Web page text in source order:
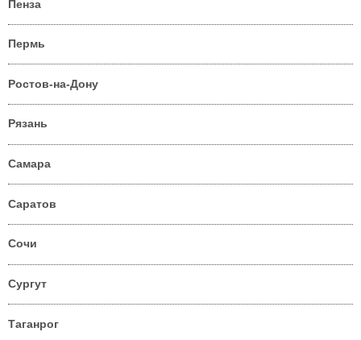
Пенза
Пермь
Ростов-на-Дону
Рязань
Самара
Саратов
Сочи
Сургут
Таганрог